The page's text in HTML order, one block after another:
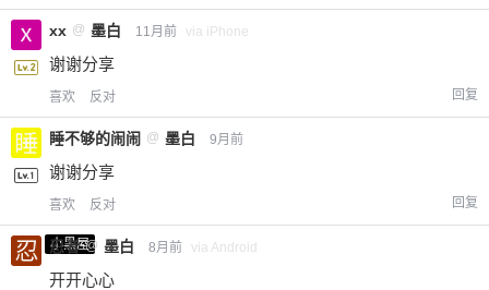
xx @ 墨白 11月前 via iPhone
谢谢分享
喜欢 反对 回复
睡不够的闹闹 @ 墨白 9月前
谢谢分享
喜欢 反对 回复
小黑屋
忍者 @ 墨白 8月前 via Android
开开心心